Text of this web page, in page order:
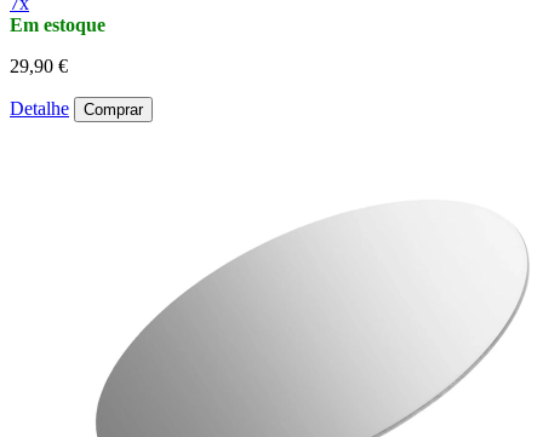
Em estoque
29,90 €
Detalhe Comprar